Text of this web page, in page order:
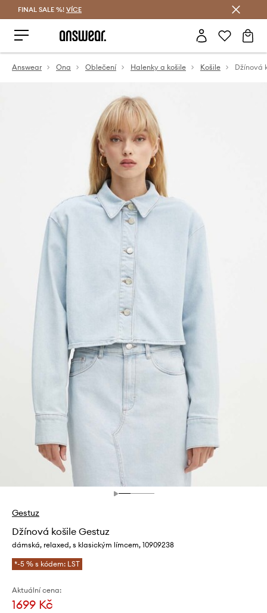
FINAL SALE %! VÍCE
Answear Ona Oblečení Halenky a košile Košile Džínová
Gestuz
Džínová košile Gestuz
dámská, relaxed, s klasickým límcem, 10909238
*-5 % s kódem: LST
Aktuální cena:
1699 Kč